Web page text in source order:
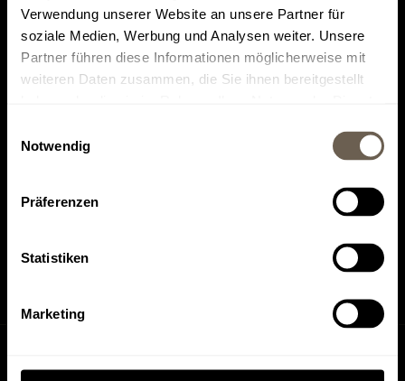
Verwendung unserer Website an unsere Partner für
soziale Medien, Werbung und Analysen weiter. Unsere
Partner führen diese Informationen möglicherweise mit
weiteren Daten zusammen, die Sie ihnen bereitgestellt
Notwendig
Präferenzen
Statistiken
Marketing
Top rated on
Find us on
Find us on
Inquiry